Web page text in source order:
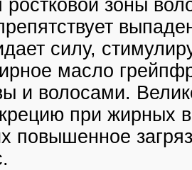
зоны
силу,
масло
и волосами.
при жирных
повышенное